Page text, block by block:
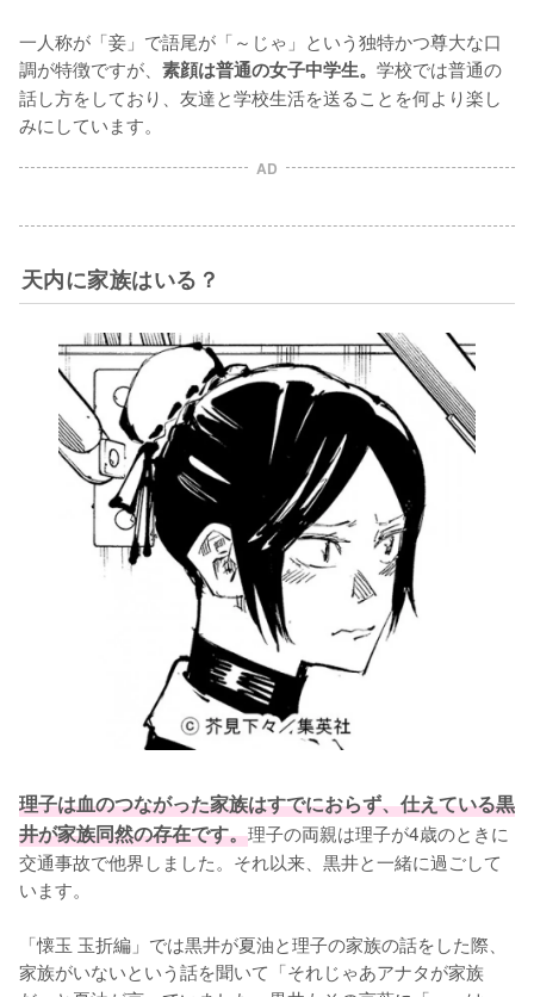
一人称が「妾」で語尾が「～じゃ」という独特かつ尊大な口
調が特徴ですが、 素顔は普通の女子中学生。 学校では普通の
話し方をしており、友達と学校生活を送ることを何より楽し
みにしています。
AD
天内に家族はいる？
理子は血のつながった家族はすでにおらず、仕えている黒
井が家族同然の存在です。理子の両親は理子が4歳のときに
交通事故で他界しました。それ以来、黒井と一緒に過ごして
います。
「懐玉 玉折編」では黒井が夏油と理子の家族の話をした際、
家族がいないという話を聞いて「それじゃあアナタが家族